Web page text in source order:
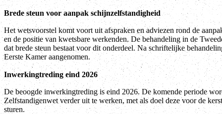
Brede steun voor aanpak schijnzelfstandigheid
Het wetsvoorstel komt voort uit afspraken en adviezen rond de
en de positie van kwetsbare werkenden. De behandeling in de
dat brede steun bestaat voor dit onderdeel. Na schriftelijke
Eerste Kamer aangenomen.
Inwerkingtreding eind 2026
De beoogde inwerkingtreding is eind 2026. De komende periode
Zelfstandigenwet verder uit te werken, met als doel deze voor de
sturen.